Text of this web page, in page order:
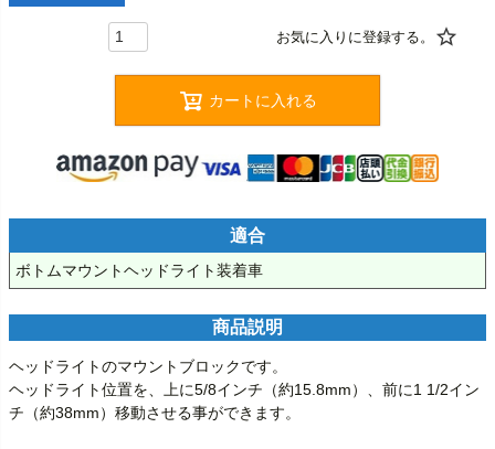
カートに入れる
適合
ボトムマウントヘッドライト装着車
商品説明
ヘッドライトのマウントブロックです。
ヘッドライト位置を、上に5/8インチ（約15.8mm）、前に1 1/2イン
チ（約38mm）移動させる事ができます。